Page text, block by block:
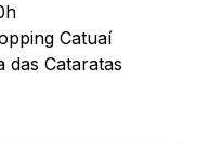
Catuaí
das Cataratas